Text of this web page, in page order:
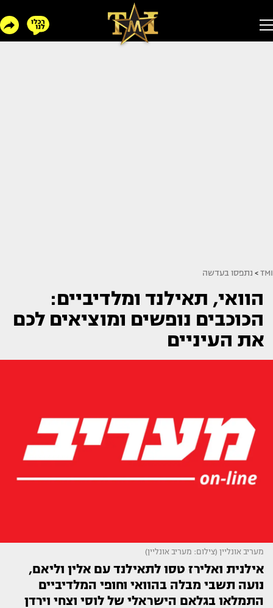
TMI
> נתפסו בעדשה
הוואי, תאילנד ומלדיביים:
הכוכבים נופשים ומוציאים לכם
את העיניים
מעריב אונליין (צילום: מעריב אונליין)
אילנית ואלירז טסו לתאילנד עם אלין וליאם,
נועה תשבי מבלה בהוואי וחופי המלדיביים
התמלאו בגלאם הישראלי של לוסי וצחי וירדן